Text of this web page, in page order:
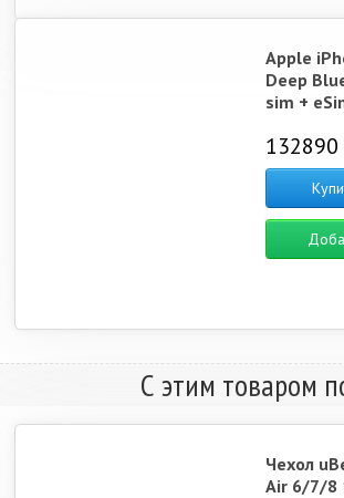
Apple
Deep
sim +
132890
С этим товаром
Чехол
Air 6/7/8